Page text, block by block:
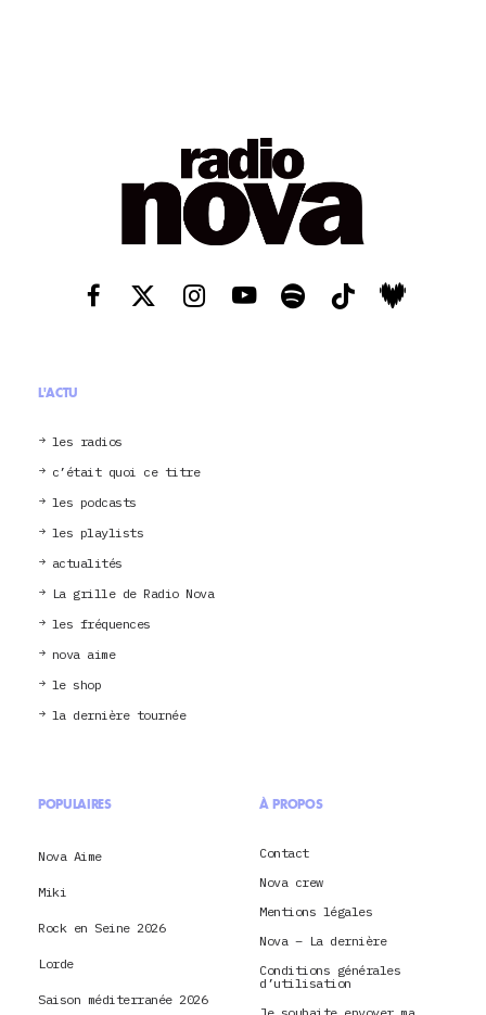
L'ACTU
les radios
c’était quoi ce titre
les podcasts
les playlists
actualités
La grille de Radio Nova
les fréquences
nova aime
le shop
la dernière tournée
POPULAIRES
Nova Aime
Miki
Rock en Seine 2026
Lorde
Saison méditerranée 2026
À PROPOS
Contact
Nova crew
Mentions légales
Nova – La dernière
Conditions générales
d’utilisation